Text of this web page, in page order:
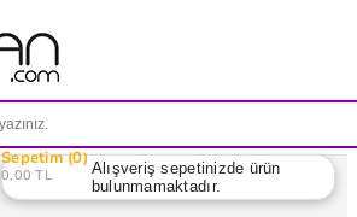
Sepetim 0
0,00 TL
Alışveriş sepetinizde ürün
bulunmamaktadır.